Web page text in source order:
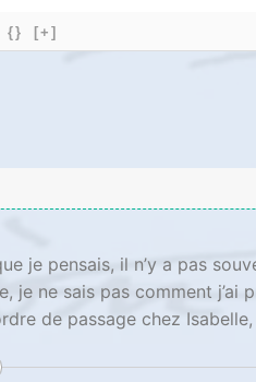
{} [+]
je pensais, il n’y a pas
je ne sais pas comment j’ai
de passage chez